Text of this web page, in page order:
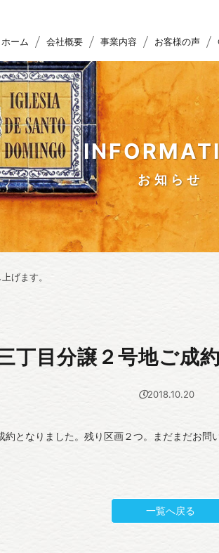
ホーム 会社概要 事業内容 お客様の声
お知らせ
げます。
丁目分譲２号地ご成
2018.10.20
約となりました。残り区画２つ。まだまだお問
一覧へ戻る